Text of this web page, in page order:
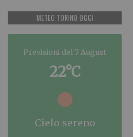
METEO TORINO OGGI
Previsioni del 7 August
22°C
cielo sereno